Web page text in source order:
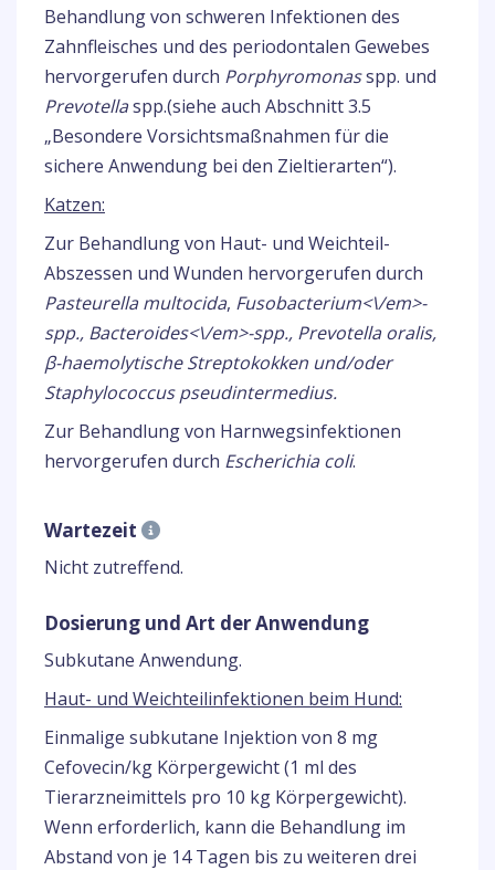
Behandlung von schweren Infektionen des
Zahnfleisches und des periodontalen Gewebes
hervorgerufen durch Porphyromonasspp. und
Prevotellaspp.(siehe auch Abschnitt 3.5
„Besondere Vorsichtsmaßnahmen für die
sichere Anwendung bei den Zieltierarten“).
Katzen:
Zur Behandlung von Haut- und Weichteil-
Abszessen und Wunden hervorgerufen durch
Pasteurella multocida, Fusobacterium<\/em>-
spp., Bacteroides<\/em>-spp., Prevotella oralis,
β-haemolytische Streptokokken und/oder
Staphylococcus pseudintermedius.
Zur Behandlung von Harnwegsinfektionen
hervorgerufen durch Escherichia coli.
Wartezeit
Nicht zutreffend.
Dosierung und Art der Anwendung
Subkutane Anwendung.
Haut- und Weichteilinfektionen beim Hund:
Einmalige subkutane Injektion von 8 mg
Cefovecin/kg Körpergewicht (1 ml des
Tierarzneimittels pro 10 kg Körpergewicht).
Wenn erforderlich, kann die Behandlung im
Abstand von je 14 Tagen bis zu weiteren drei